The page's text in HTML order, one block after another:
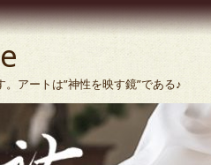
アートは”神性を映す鏡”である♪